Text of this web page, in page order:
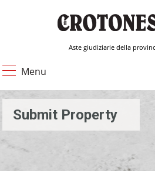
Aste giudiziarie della
Menu
Submit Property